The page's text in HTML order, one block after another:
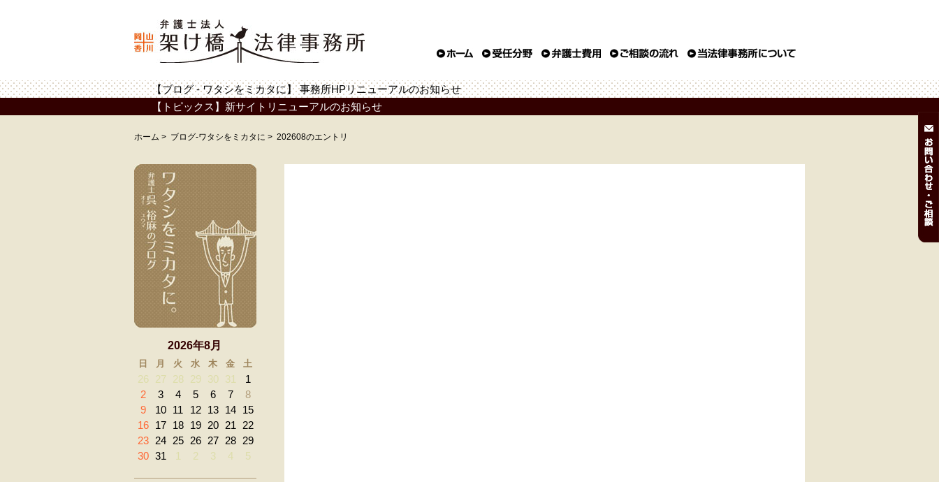
【ブログ - ワタシをミカタに】事務所HPリニューアルのお知らせ
【トピックス】新サイトリニューアルのお知らせ
ホーム > ブログ-ワタシをミカタに > 202608のエントリ
2026年8月
日 月 火 水 木 金 土
26 27 28 29 30 31
1
2
3 4 5 6 7
8
9
10 11 12 13 14
15
16
17 18 19 20 21
22
23
24 25 26 27 28
29
30 31 1 2 3 4 5